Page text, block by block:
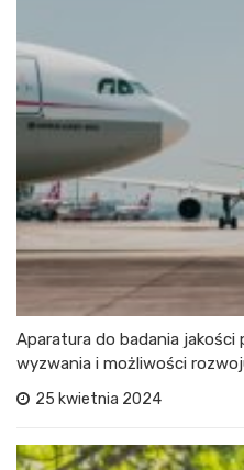
Aparatura do badania
wyzwania i możliwości
25 kwietnia 2024